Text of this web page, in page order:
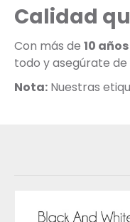
Calidad
Con más de 10
todo y asegúrate
Nota: Nuestras